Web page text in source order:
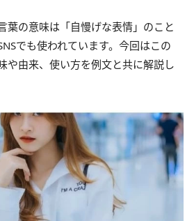
葉の意味は「自慢げな表情」のこと
でも使われています。今回はこの
や由来、使い方を例文と共に解説し